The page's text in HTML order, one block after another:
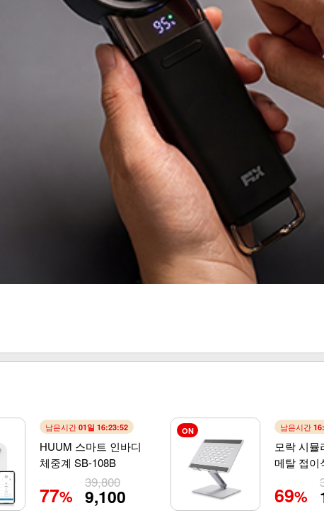
남은시간 01일 16:23:50
HUUM 스마트 인바디
체중계 SB-108B
77%
39,800
9,100
ON 남은시간
모락 시뮬
메탈 접이
69%